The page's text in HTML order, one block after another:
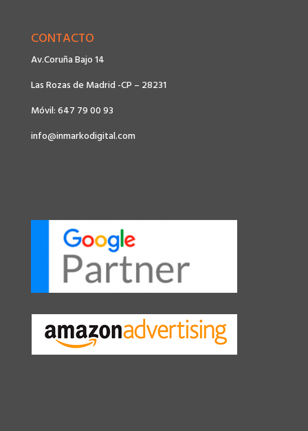
CONTACTO
Av.Coruña Bajo 14
Las Rozas de Madrid -CP – 28231
Móvil: 647 79 00 93
info@inmarkodigital.com